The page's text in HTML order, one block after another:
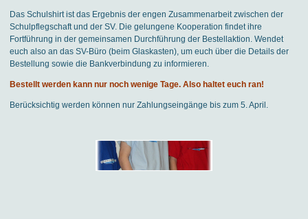
Das Schulshirt ist das Ergebnis der engen Zusammenarbeit zwischen der
Schulpflegschaft und der SV. Die gelungene Kooperation findet ihre
Fortführung in der gemeinsamen Durchführung der Bestellaktion. Wendet
euch also an das SV-Büro (beim Glaskasten), um euch über die Details der
Bestellung sowie die Bankverbindung zu informieren.
Bestellt werden kann nur noch wenige Tage. Also haltet euch ran!
Berücksichtig werden können nur Zahlungseingänge bis zum 5. April.